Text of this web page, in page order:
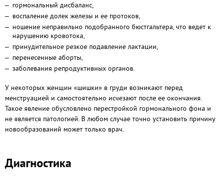
гормональный дисбаланс,
воспаление долек железы и ее протоков,
ношение неправильно подобранного бюстгальтера, что ведет к
нарушению кровотока,
принудительное резкое подавление лактации,
перенесенные аборты,
заболевания репродуктивных органов.
У некоторых женщин «шишки» в груди возникают перед
менструацией и самостоятельно исчезают после ее окончания.
Такое явление обусловлено перестройкой гормонального фона и
не является патологией. В любом случае точно установить причину
новообразований может только врач.
Диагностика